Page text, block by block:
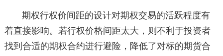
期权行权价间距的设计对期权交易的活跃程度有
着直接影响。若行权价格间距太大，则不利于投资者
找到合适的期权合约进行避险，降低了对标的期货合